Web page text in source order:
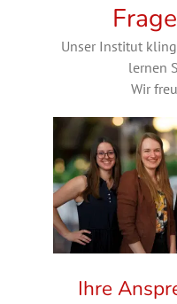
Unser Institut
lernen
Wir
Ihre